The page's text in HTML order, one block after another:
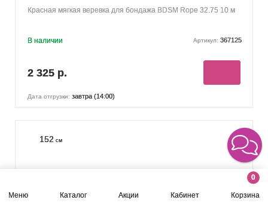
Меню Каталог Акции Кабинет
0
Корзина
Красная мягкая веревка для бондажа BDSM Rope 32.75 10 м
В наличии Артикул: 367125
2 325 р.
Дата отгрузки: завтра (14:00)
152 см